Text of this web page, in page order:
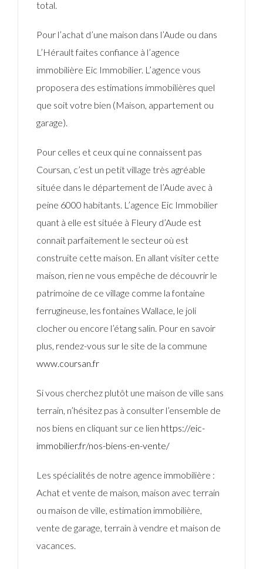
total.
Pour l’achat d’une maison dans l’Aude ou dans
L’Hérault faites confiance à l’agence
immobilière Eic Immobilier. L’agence vous
proposera des estimations immobilières quel
que soit votre bien (Maison, appartement ou
garage).
Pour celles et ceux qui ne connaissent pas
Coursan, c’est un petit village très agréable
située dans le département de l’Aude avec à
peine 6000 habitants. L’agence Eic Immobilier
quant à elle est située à Fleury d’Aude est
connait parfaitement le secteur où est
construite cette maison. En allant visiter cette
maison, rien ne vous empêche de découvrir le
patrimoine de ce village comme la fontaine
ferrugineuse, les fontaines Wallace, le joli
clocher ou encore l’étang salin. Pour en savoir
plus, rendez-vous sur le site de la commune
www.coursan.fr
Si vous cherchez plutôt une maison de ville sans
terrain, n’hésitez pas à consulter l’ensemble de
nos biens en cliquant sur ce lien https://eic-
immobilier.fr/nos-biens-en-vente/
Les spécialités de notre agence immobilière :
Achat et vente de maison, maison avec terrain
ou maison de ville, estimation immobilière,
vente de garage, terrain à vendre et maison de
vacances.